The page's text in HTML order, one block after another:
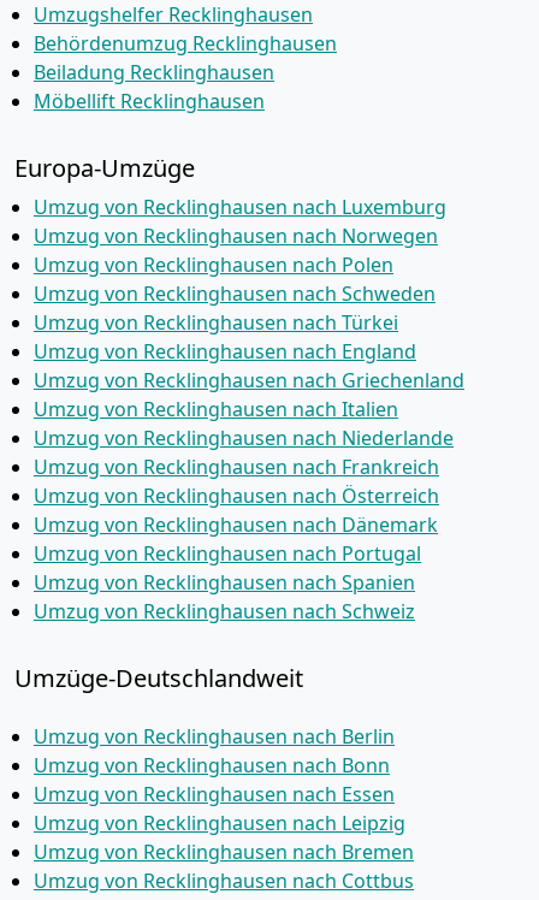
Umzugshelfer Recklinghausen
Behördenumzug Recklinghausen
Beiladung Recklinghausen
Möbellift Recklinghausen
Europa-Umzüge
Umzug von Recklinghausen nach Luxemburg
Umzug von Recklinghausen nach Norwegen
Umzug von Recklinghausen nach Polen
Umzug von Recklinghausen nach Schweden
Umzug von Recklinghausen nach Türkei
Umzug von Recklinghausen nach England
Umzug von Recklinghausen nach Griechenland
Umzug von Recklinghausen nach Italien
Umzug von Recklinghausen nach Niederlande
Umzug von Recklinghausen nach Frankreich
Umzug von Recklinghausen nach Österreich
Umzug von Recklinghausen nach Dänemark
Umzug von Recklinghausen nach Portugal
Umzug von Recklinghausen nach Spanien
Umzug von Recklinghausen nach Schweiz
Umzüge-Deutschlandweit
Umzug von Recklinghausen nach Berlin
Umzug von Recklinghausen nach Bonn
Umzug von Recklinghausen nach Essen
Umzug von Recklinghausen nach Leipzig
Umzug von Recklinghausen nach Bremen
Umzug von Recklinghausen nach Cottbus